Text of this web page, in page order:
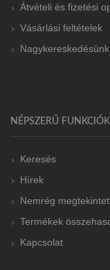
Átvételi és fizetési
Vásárlási feltételek
Nagykereskedésünk
NÉPSZERŰ FUNKCIÓK
Keresés
Hírek
Nemrég
Termékek
Kapcsolat